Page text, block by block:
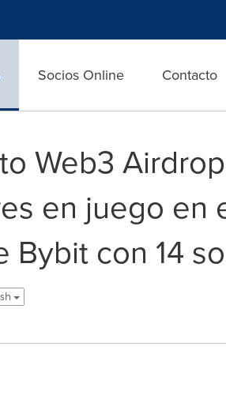
Socios Online Contacto
Web3
en juego en
Bybit con 14